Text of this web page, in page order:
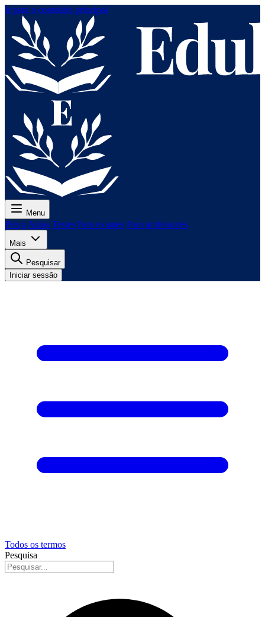
Ir para o conteúdo principal
Menu
Preço Aulas Testes Para exames Para professores
Mais
Pesquisar
Iniciar sessão
Todos os termos
Pesquisa